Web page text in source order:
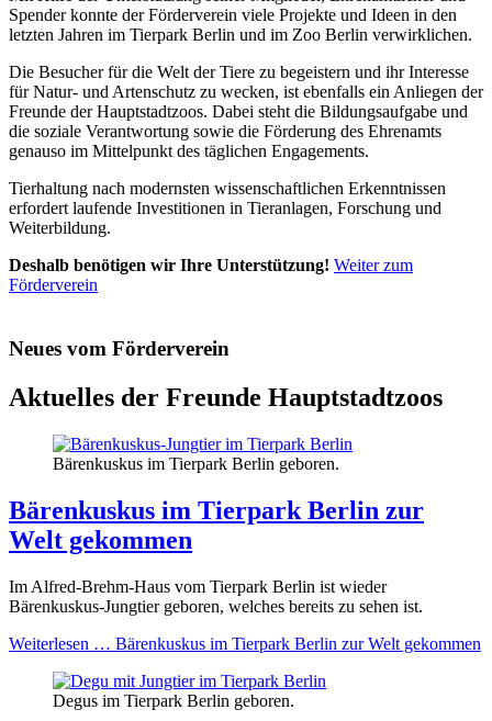
Spender konnte der Förderverein viele Projekte und Ideen in den
letzten Jahren im Tierpark Berlin und im Zoo Berlin verwirklichen.
Die Besucher für die Welt der Tiere zu begeistern und ihr Interesse
für Natur- und Artenschutz zu wecken, ist ebenfalls ein Anliegen der
Freunde der Hauptstadtzoos. Dabei steht die Bildungsaufgabe und
die soziale Verantwortung sowie die Förderung des Ehrenamts
genauso im Mittelpunkt des täglichen Engagements.
Tierhaltung nach modernsten wissenschaftlichen Erkenntnissen
erfordert laufende Investitionen in Tieranlagen, Forschung und
Weiterbildung.
Deshalb benötigen wir Ihre Unterstützung! Weiter zum
Förderverein
Neues vom Förderverein
Aktuelles der Freunde Hauptstadtzoos
Bärenkuskus im Tierpark Berlin geboren.
Bärenkuskus im Tierpark Berlin zur
Welt gekommen
Im Alfred-Brehm-Haus vom Tierpark Berlin ist wieder
Bärenkuskus-Jungtier geboren, welches bereits zu sehen ist.
Weiterlesen … Bärenkuskus im Tierpark Berlin zur Welt gekommen
Degus im Tierpark Berlin geboren.